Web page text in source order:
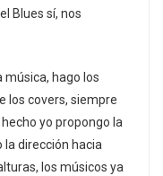
Blues sí, nos
música, hago los
los covers, siempre
yo propongo la
la dirección hacia
los músicos ya